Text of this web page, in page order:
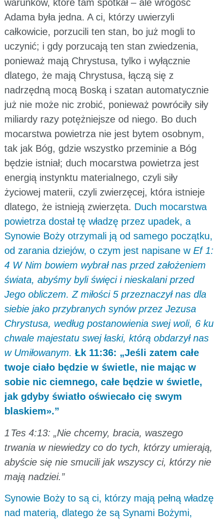
warunków, które tam spotkał – ale wrogość
Adama była jedna. A ci, którzy uwierzyli
całkowicie, porzucili ten stan, bo już mogli to
uczynić; i gdy porzucają ten stan zwiedzenia,
ponieważ mają Chrystusa, tylko i wyłącznie
dlatego, że mają Chrystusa, łączą się z
nadrzędną mocą Boską i szatan automatycznie
już nie może nic zrobić, ponieważ powróciły siły
miliardy razy potężniejsze od niego. Bo duch
mocarstwa powietrza nie jest bytem osobnym,
tak jak Bóg, gdzie wszystko przeminie a Bóg
będzie istniał; duch mocarstwa powietrza jest
energią instynktu materialnego, czyli siły
życiowej materii, czyli zwierzęcej, która istnieje
dlatego, że istnieją zwierzęta. Duch mocarstwa
powietrza dostał tę władzę przez upadek, a
Synowie Boży otrzymali ją od samego początku,
od zarania dziejów, o czym jest napisane w Ef 1:
4 W Nim bowiem wybrał nas przed założeniem
świata, abyśmy byli święci i nieskalani przed
Jego obliczem. Z miłości 5 przeznaczył nas dla
siebie jako przybranych synów przez Jezusa
Chrystusa, według postanowienia swej woli, 6 ku
chwale majestatu swej łaski, którą obdarzył nas
w Umiłowanym. Łk 11:36: „Jeśli zatem całe
twoje ciało będzie w świetle, nie mając w
sobie nic ciemnego, całe będzie w świetle,
jak gdyby światło oświecało cię swym
blaskiem».”
1 Tes 4:13: „Nie chcemy, bracia, waszego
trwania w niewiedzy co do tych, którzy umierają,
abyście się nie smucili jak wszyscy ci, którzy nie
mają nadziei.”
Synowie Boży to są ci, którzy mają pełną władzę
nad materią, dlatego że są Synami Bożymi,